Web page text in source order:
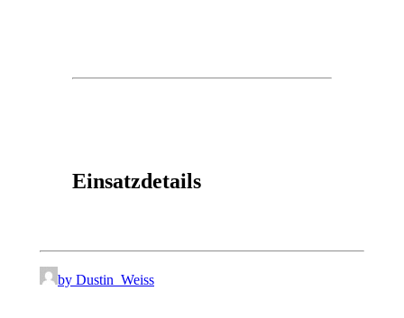
Einsatzdetails
by Dustin_Weiss